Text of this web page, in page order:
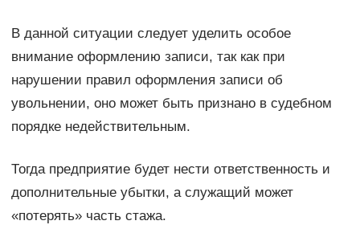
В данной ситуации следует уделить особое
внимание оформлению записи, так как при
нарушении правил оформления записи об
увольнении, оно может быть признано в судебном
порядке недействительным.
Тогда предприятие будет нести ответственность и
дополнительные убытки, а служащий может
«потерять» часть стажа.